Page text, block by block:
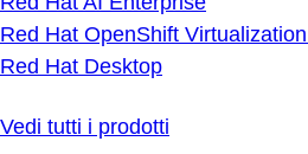
Red Hat OpenShift
Red Hat Desktop
Vedi tutti i prodotti